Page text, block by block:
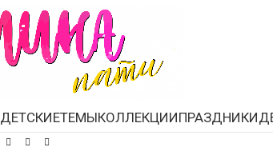
ДЕТСКИЕТЕМЫКОЛЛЕКЦИИПРАЗДНИКИ